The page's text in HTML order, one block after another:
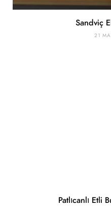
Sandviç
21
Patlıcanlı Etli